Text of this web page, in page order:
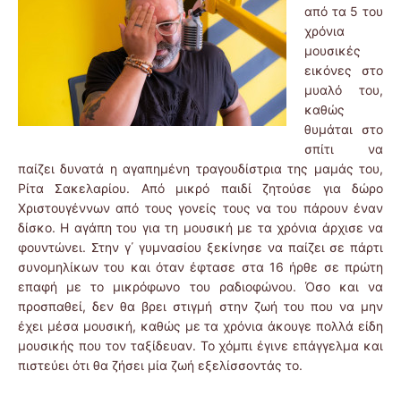
από τα 5 του
χρόνια
μουσικές
εικόνες στο
μυαλό του,
καθώς
θυμάται στο
σπίτι να
παίζει δυνατά η αγαπημένη τραγουδίστρια της μαμάς του,
Ρίτα Σακελαρίου. Από μικρό παιδί ζητούσε για δώρο
Χριστουγέννων από τους γονείς τους να του πάρουν έναν
δίσκο. Η αγάπη του για τη μουσική με τα χρόνια άρχισε να
φουντώνει. Στην γ΄ γυμνασίου ξεκίνησε να παίζει σε πάρτι
συνομηλίκων του και όταν έφτασε στα 16 ήρθε σε πρώτη
επαφή με το μικρόφωνο του ραδιοφώνου. Όσο και να
προσπαθεί, δεν θα βρει στιγμή στην ζωή του που να μην
έχει μέσα μουσική, καθώς με τα χρόνια άκουγε πολλά είδη
μουσικής που τον ταξίδευαν. Το χόμπι έγινε επάγγελμα και
πιστεύει ότι θα ζήσει μία ζωή εξελίσσοντάς το.